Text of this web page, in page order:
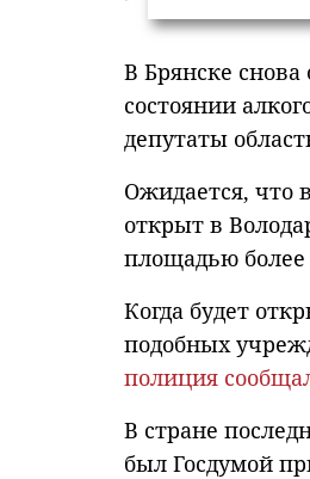
В Брянске
состоянии
депутаты
Ожидается, что
открыт в
площадью более
Когда будет
подобных
полиция
В стране
был Госдумой